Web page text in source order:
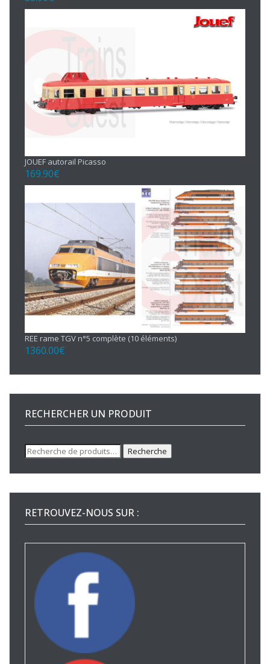
JOUEF autorail Picasso
169.90€
REE rame TGV n°5 complète (10 éléments)
1360.00€
RECHERCHER UN PRODUIT
Recherche
pour :
Recherche
RETROUVEZ-NOUS SUR :